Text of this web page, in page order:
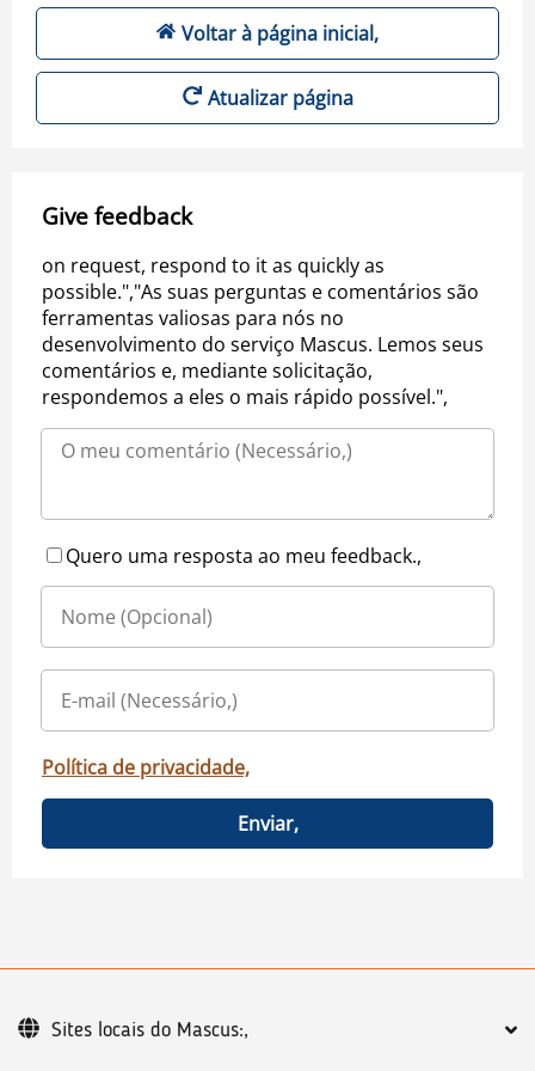
Voltar à página inicial,
Atualizar página
Give feedback
on request, respond to it as quickly as
possible.","As suas perguntas e comentários são
ferramentas valiosas para nós no
desenvolvimento do serviço Mascus. Lemos seus
comentários e, mediante solicitação,
respondemos a eles o mais rápido possível.",
Quero uma resposta ao meu feedback.,
Política de privacidade,
Enviar,
Sites locais do Mascus:,